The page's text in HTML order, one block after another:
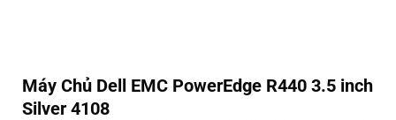
Máy Chủ Dell EMC PowerEdge R440 3.5 inch
Silver 4108